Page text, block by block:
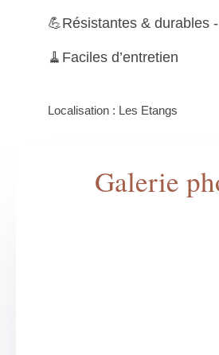
💪Résistantes & durables
🧹Faciles d’entretien
Localisation : Les Etangs
Galerie